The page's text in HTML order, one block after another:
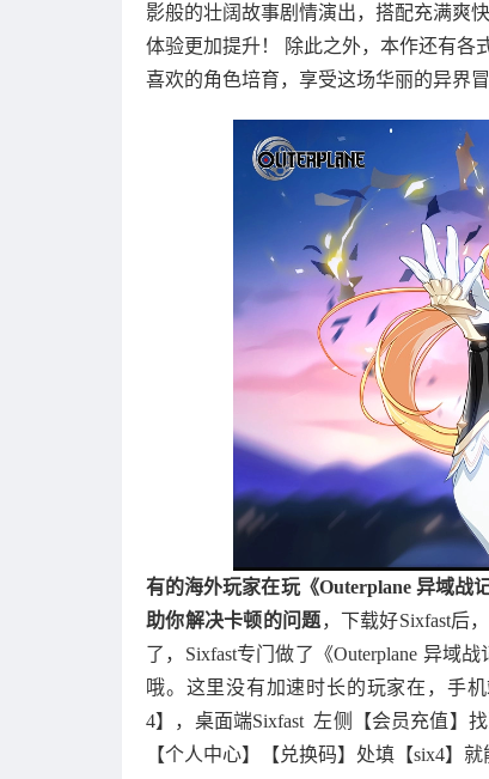
影般的壮阔故事剧情演出，搭配充满爽
体验更加提升！ 除此之外，本作还有各
喜欢的角色培育，享受这场华丽的异界冒
有的海外玩家在玩《Outerplane 异域战
助你解决卡顿的问题，下载好Sixfast后
了，Sixfast专门做了《Outerplane 异域
哦。这里没有加速时长的玩家在，手
4】，桌面端Sixfast 左侧【会员充值
【个人中心】【兑换码】处填【six4】